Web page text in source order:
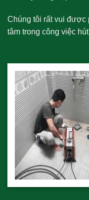
Chúng tôi rất vui được
tâm trong công việc